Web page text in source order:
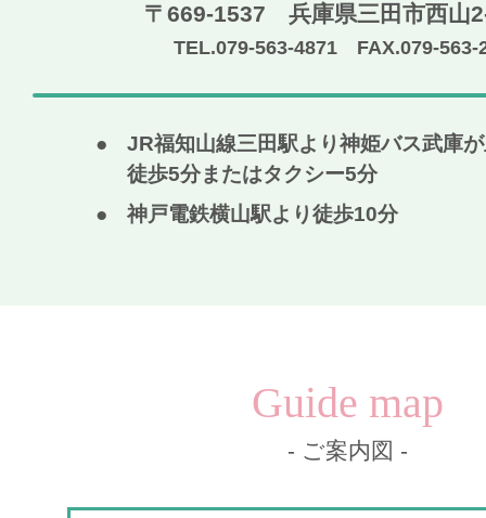
〒669-1537 兵庫県三田市西山
TEL.079-563-4871 FAX.079-563-
JR福知山線三田駅より神姫バス武庫
徒歩5分またはタクシー5分
神戸電鉄横山駅より徒歩10分
Guide map
- ご案内図 -